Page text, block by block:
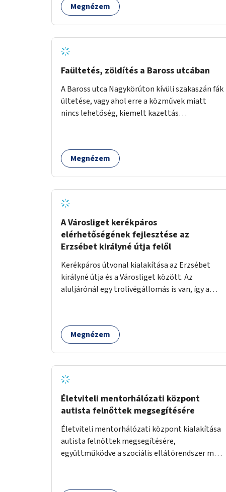
Megnézem
Faültetés, zöldítés a Baross utcában
A Baross utca Nagykörúton kívüli szakaszán fák
ültetése, vagy ahol erre a közművek miatt
nincs lehetőség, kiemelt kazettás
Megnézem
A Városliget kerékpáros
elérhetőségének fejlesztése az
Erzsébet királyné útja felől
Kerékpáros útvonal kialakítása az Erzsébet
királyné útja és a Városliget között. Az
aluljárónál egy trolivégállomás is van, így a
troliforgalom mellett is. Az útvonal
átvezetésre kerülne a Hungária körúton, majd a
Megnézem
Életviteli mentorhálózati központ
autista felnőttek megsegítésére
Életviteli mentorhálózati központ kialakítása
autista felnőttek megsegítésére,
együttműködve a szociális ellátórendszer más